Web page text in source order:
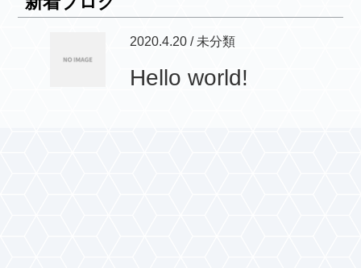
2020.4.20 / 未分類
Hello world!